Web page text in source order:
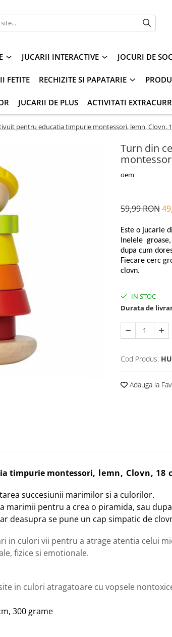
JUCARII INTERACTIVE JOCURI DE
FETITE RECHIZITE SI PAPATARIE
JUCARII DE PLUS ACTIVITATI
pentru educatia timpurie montessori, lemn, Clovn,
Turn din
oem
59,99 RON
Este o jucarie
Inelele
dupa cum
Fiecare cerc
clovn.
IN STOC
Durata de
Cod Produs:
Adauga la
timpurie montessori, lemn, Clovn, 18
succesiunii marimilor si a culorilor.
marimii pentru a crea o piramida, sau
deasupra se pune un cap simpatic de
in culori vii pentru a atrage atentia celui
fizice si emotionale.
in culori atragatoare cu vopsele
300 grame